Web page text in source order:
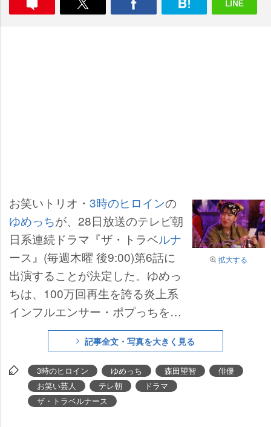
拡大する
お笑いトリオ・ 3時のヒロインの
ゆめっちが、28日放送のテレビ朝
日系連続ドラマ『ザ・トラベルナ
ース』(毎週木曜 後9:00)第6話に
出演することが決定した。ゆめっ
ちは、100万回再生を誇る炎上系
インフルエンサー・ポプっちを演
じる。看護師の仕事でもプライベ
ートの動画配信でも行き詰まる友
人・中村柚子(森田望智)の相談に
乗り、物語にも大きな影響を与え
ていく。
記事全文・写真を大きく見る
3時のヒロイン ゆめっち 森田望智
俳優
お笑い芸人
テレ朝
ドラマ
ザ・トラベルナース